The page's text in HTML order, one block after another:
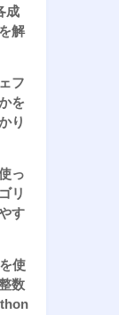
成
解
フ
を
り
っ
リ
す
使
数